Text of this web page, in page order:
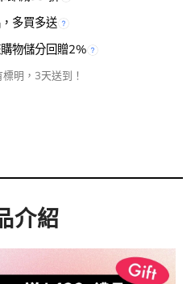
多買多送
物儲分回贈2%
明，3天送到！
介紹